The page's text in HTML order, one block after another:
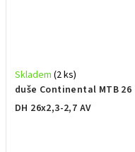
duše Continental MTB 26
DH 26x2,3-2,7 AV
Skladem (2 ks)